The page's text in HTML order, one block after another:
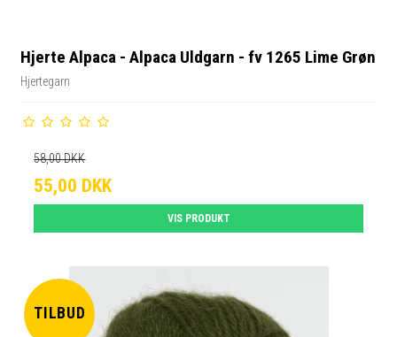
Hjerte Alpaca - Alpaca Uldgarn - fv 1265 Lime Grøn
Hjertegarn
58,00 DKK
55,00 DKK
VIS PRODUKT
TILBUD